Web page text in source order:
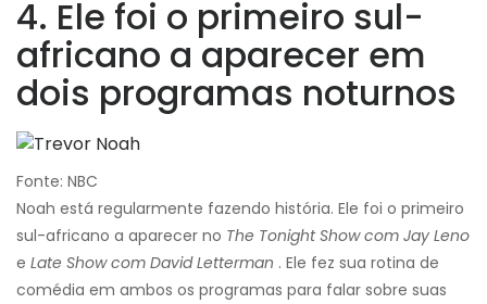
4. Ele foi o primeiro sul-
africano a aparecer em
dois programas noturnos
Fonte: NBC
Noah está regularmente fazendo história. Ele foi o primeiro
sul-africano a aparecer no The Tonight Show com Jay Leno
e Late Show com David Letterman . Ele fez sua rotina de
comédia em ambos os programas para falar sobre suas